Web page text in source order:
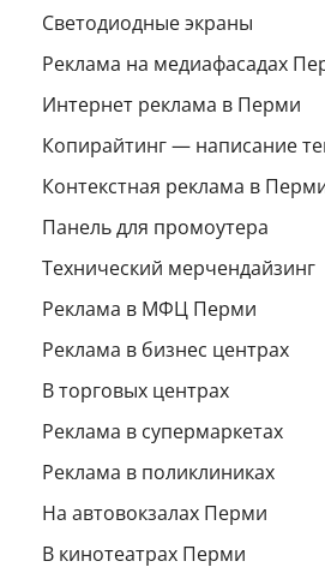
Светодиодные экраны
Реклама на медиафасадах
Интернет реклама в Перми
Копирайтинг — написание
Контекстная реклама в
Панель для промоутера
Технический мерчендайзинг
Реклама в МФЦ Перми
Реклама в бизнес центрах
В торговых центрах
Реклама в супермаркетах
Реклама в поликлиниках
На автовокзалах Перми
В кинотеатрах Перми